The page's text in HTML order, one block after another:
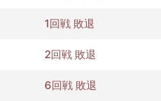
1回戦 敗退
2回戦 敗退
6回戦 敗退